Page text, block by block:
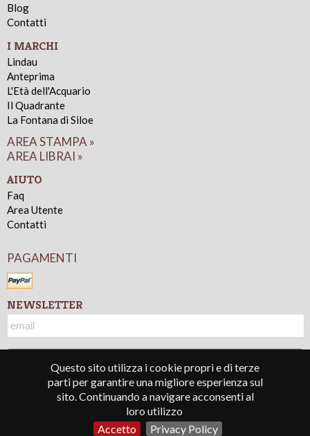
Questo sito utilizza i cookie propri e di terze
parti per garantire una migliore esperienza sul
sito. Continuando a navigare acconsenti al
loro utilizzo
Accetto
Privacy Policy
Blog
Contatti
I MARCHI
Lindau
Anteprima
L'Età dell'Acquario
Il Quadrante
La Fontana di Siloe
AREA STAMPA »
AREA LIBRAI »
AIUTO
Faq
Area Utente
Contatti
PAGAMENTI
NEWSLETTER
© 2016 - Lindau s.r.l. - P.IVA 05677330010
Termini e condizioni -Privacy Policy-